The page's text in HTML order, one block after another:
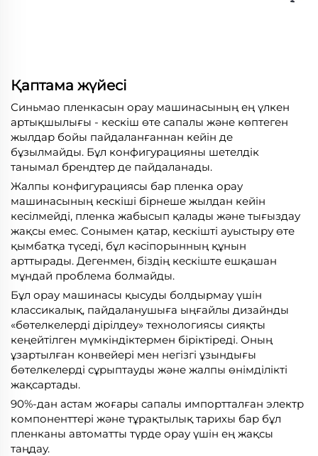
Қаптама жүйесі
Синьмао пленкасын орау машинасының ең үлкен
артықшылығы - кескіш өте сапалы және көптеген
жылдар бойы пайдаланғаннан кейін де
бұзылмайды. Бұл конфигурацияны шетелдік
танымал брендтер де пайдаланады.
Жалпы конфигурациясы бар пленка орау
машинасының кескіші бірнеше жылдан кейін
кесілмейді, пленка жабысып қалады және тығыздау
жақсы емес. Сонымен қатар, кескішті ауыстыру өте
қымбатқа түседі, бұл кәсіпорынның құнын
арттырады. Дегенмен, біздің кескіште ешқашан
мұндай проблема болмайды.
Бұл орау машинасы қысуды болдырмау үшін
классикалық, пайдаланушыға ыңғайлы дизайнды
«бөтелкелерді дірілдеу» технологиясы сияқты
кеңейтілген мүмкіндіктермен біріктіреді. Оның
ұзартылған конвейері мен негізгі ұзындығы
бөтелкелерді сұрыптауды және жалпы өнімділікті
жақсартады.
90%-дан астам жоғары сапалы импортталған электр
компоненттері және тұрақтылық тарихы бар бұл
пленканы автоматты түрде орау үшін ең жақсы
таңдау.